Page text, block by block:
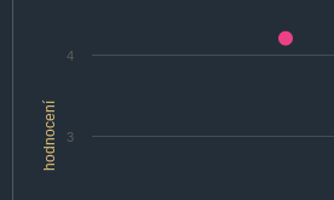
hodnocení 3
4